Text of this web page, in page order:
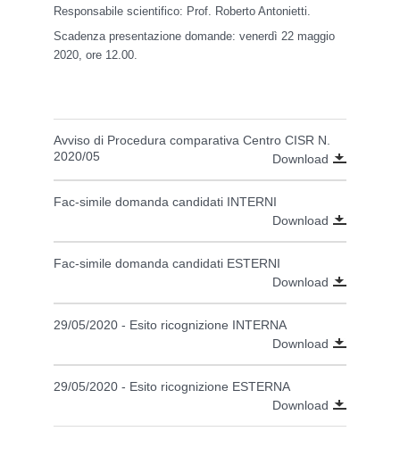
Responsabile scientifico: Prof. Roberto Antonietti.
Scadenza presentazione domande: venerdì 22 maggio
2020, ore 12.00.
Avviso di Procedura comparativa Centro CISR N.
2020/05
Download
Fac-simile domanda candidati INTERNI
Download
Fac-simile domanda candidati ESTERNI
Download
29/05/2020 - Esito ricognizione INTERNA
Download
29/05/2020 - Esito ricognizione ESTERNA
Download